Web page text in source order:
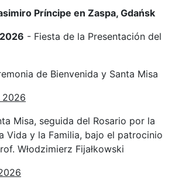
Príncipe en Zaspa, Gdańsk
- Fiesta de la Presentación del
de Bienvenida y Santa Misa
2026
Misa, seguida del Rosario por la
Vida y la Familia, bajo el patrocinio
Włodzimierz Fijałkowski